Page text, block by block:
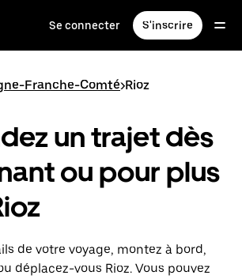
Se connecter S'inscrire
Franche-Comté>Rioz
un trajet dès
ou pour plus
de votre voyage, montez à bord,
déplacez-vous Rioz. Vous pouvez